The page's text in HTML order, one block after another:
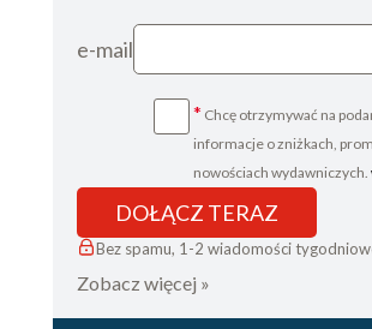
e-mail
* Chcę otrzymywać na
informacje o zniżkach,
nowościach wydawniczych.
DOŁĄCZ TERAZ
Bez spamu, 1-2 wiadomości
Zobacz więcej »